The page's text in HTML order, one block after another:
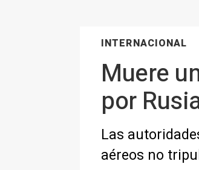
INTERNACIONAL
Muere
por
Las
aéreos no